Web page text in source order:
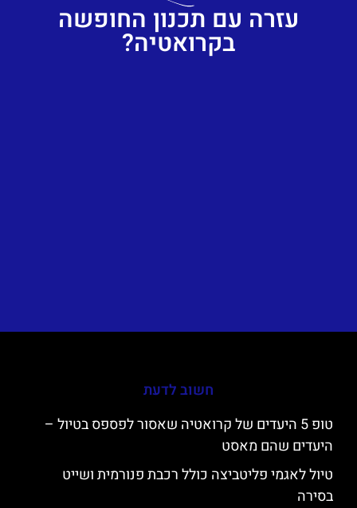
עזרה עם תכנון החופשה
בקרואטיה?
חשוב לדעת
טופ 5 היעדים של קרואטיה שאסור לפספס בטיול –
היעדים שהם מאסט
טיול לאגמי פליטביצה כולל רכבת פנורמית ושייט
בסירה